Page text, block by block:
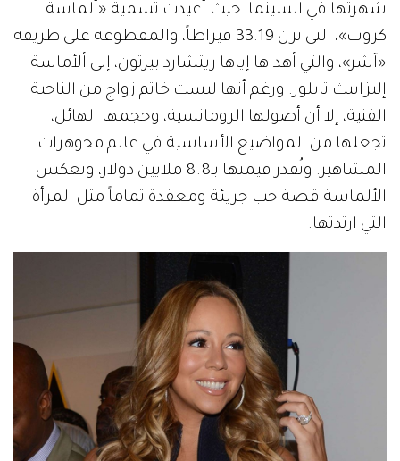
شهرتها في السينما، حيث أعيدت تسمية «ألماسة
كروب»، التي تزن 33.19 قيراطاً، والمقطوعة على طريقة
«آشر»، والتي أهداها إياها ريتشارد بيرتون، إلى ألأماسة
إليزابيث تايلور. ورغم أنها ليست خاتم زواج من الناحية
الفنية، إلا أن أصولها الرومانسية، وحجمها الهائل،
تجعلها من المواضيع الأساسية في عالم مجوهرات
المشاهير. وتُقدر قيمتها بـ8.8 ملايين دولار، وتعكس
الألماسة قصة حب جريئة ومعقدة تماماً مثل المرأة
التي ارتدتها.